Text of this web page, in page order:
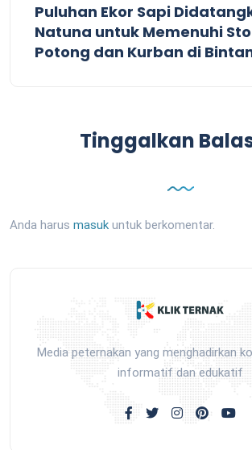
Puluhan Ekor Sapi
Natuna untuk Memenuhi
Potong dan Kurban di
Tinggalkan
Anda harus masuk untuk berkomentar.
Media peternakan yang menghadirkan
informatif dan edukatif